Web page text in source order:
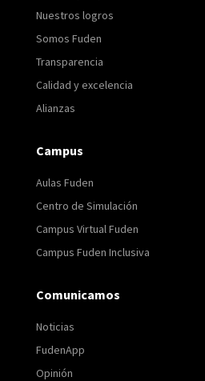
Nuestros logros
Somos Fuden
Transparencia
Calidad y excelencia
Alianzas
Campus
Aulas Fuden
Centro de Simulación
Campus Virtual Fuden
Campus Fuden Inclusiva
Comunicamos
Noticias
FudenApp
Opinión